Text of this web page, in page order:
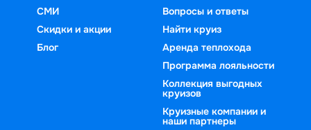
СМИ
Скидки и акции
Блог
Вопросы и ответы
Найти круиз
Аренда теплохода
Программа лояльности
Коллекция выгодных
круизов
Круизные компании и
наши партнеры